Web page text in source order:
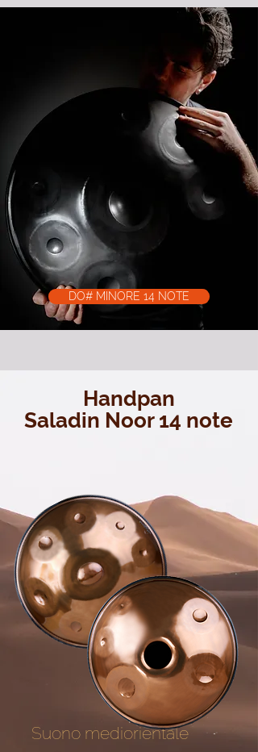
DO# MINORE 14 NOTE
Handpan
Saladin Noor 14 note
Suono mediorientale